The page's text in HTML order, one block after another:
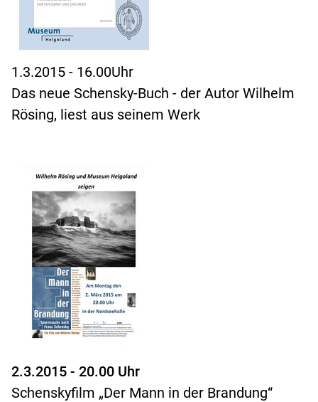
1.3.2015 - 16.00Uhr
Das neue Schensky-Buch - der Autor Wilhelm
Rösing, liest aus seinem Werk
2.3.2015 - 20.00 Uhr
Schenskyfilm „Der Mann in der Brandung“